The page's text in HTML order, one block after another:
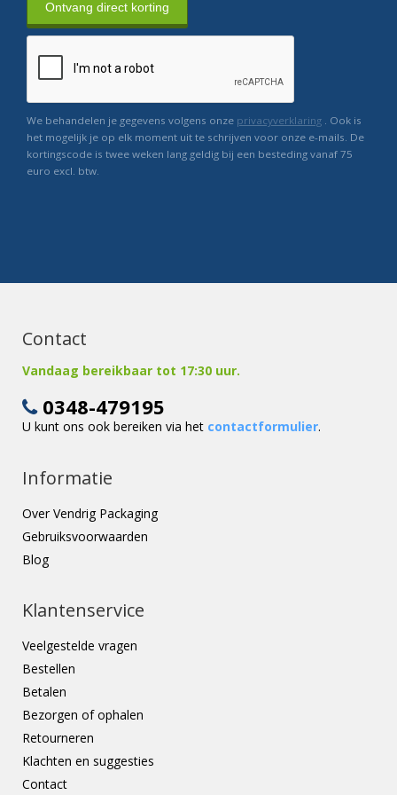
Ontvang direct korting
We behandelen je gegevens volgens onze privacyverklaring . Ook is
het mogelijk je op elk moment uit te schrijven voor onze e-mails. De
kortingscode is twee weken lang geldig bij een besteding vanaf 75
euro excl. btw.
Contact
Vandaag bereikbaar tot 17:30 uur.
0348-479195
U kunt ons ook bereiken via het contactformulier.
Informatie
Over Vendrig Packaging
Gebruiksvoorwaarden
Blog
Klantenservice
Veelgestelde vragen
Bestellen
Betalen
Bezorgen of ophalen
Retourneren
Klachten en suggesties
Contact